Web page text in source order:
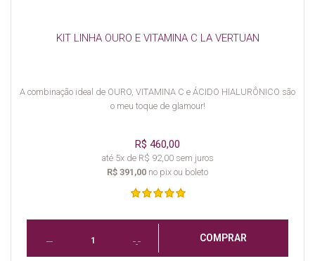
KIT LINHA OURO E VITAMINA C LA VERTUAN
A combinação ideal de OURO, VITAMINA C e ÁCIDO HIALURÔNICO são
o meu toque de glamour!
R$ 460,00
até 5x de R$ 92,00 sem juros
R$ 391,00 no pix ou boleto
COMPRAR